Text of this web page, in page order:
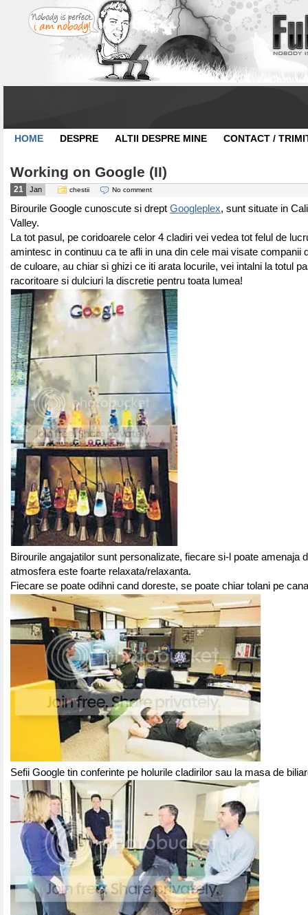
HOME DESPRE ALTII DESPRE MINE CONTACT /
Working on Google (II)
21 Jan chestii No comment
Birourile Google cunoscute si drept Googleplex, sunt situate in
Valley.
La tot pasul, pe coridoarele celor 4 cladiri vei vedea tot felul de
amintesc in continuu ca te afli in una din cele mai visate companii
de culoare, au chiar si ghizi ce iti arata locurile, vei intalni la totul
racoritoare si dulciuri la discretie pentru toata lumea!
Birourile angajatilor sunt personalizate, fiecare si-l poate amenaja
atmosfera este foarte relaxata/relaxanta.
Fiecare se poate odihni cand doreste, se poate chiar tolani pe
Sefii Google tin conferinte pe holurile cladirilor sau la masa de